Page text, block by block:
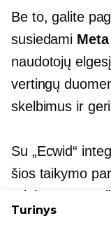
Be to, galite
susiedami
naudotojų
vertingų
skelbimus ir
Su „Ecwid“
šios taikymo
prieinamos.
produktus
Turinys